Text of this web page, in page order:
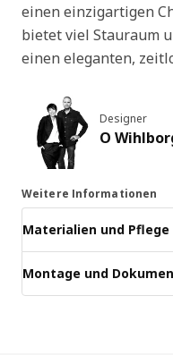
einen einzigartigen
bietet viel Stauraum
einen eleganten,
Designer
O
Weitere Informationen
Materialien und Pflege
Montage und